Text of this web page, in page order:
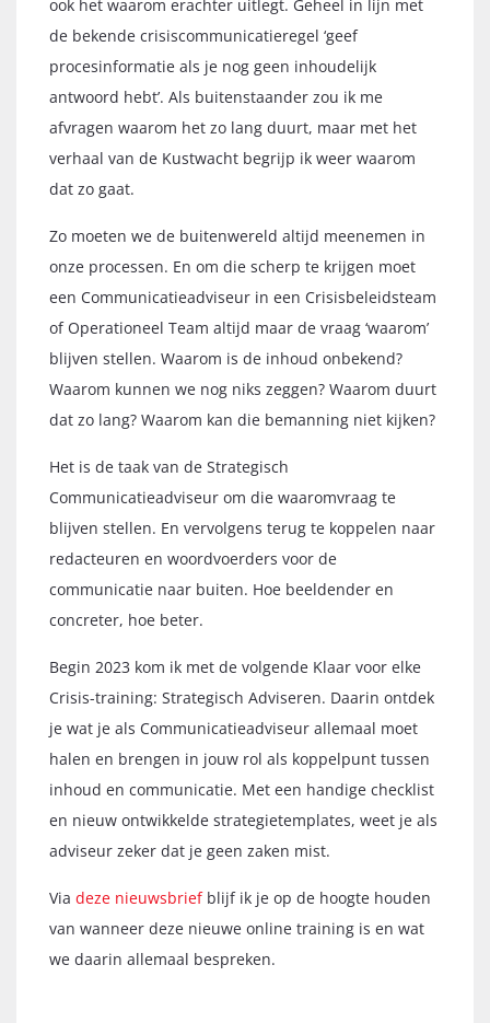
ook het waarom erachter uitlegt. Geheel in lijn met
de bekende crisiscommunicatieregel ‘geef
procesinformatie als je nog geen inhoudelijk
antwoord hebt’. Als buitenstaander zou ik me
afvragen waarom het zo lang duurt, maar met het
verhaal van de Kustwacht begrijp ik weer waarom
dat zo gaat.
Zo moeten we de buitenwereld altijd meenemen in
onze processen. En om die scherp te krijgen moet
een Communicatieadviseur in een Crisisbeleidsteam
of Operationeel Team altijd maar de vraag ‘waarom’
blijven stellen. Waarom is de inhoud onbekend?
Waarom kunnen we nog niks zeggen? Waarom duurt
dat zo lang? Waarom kan die bemanning niet kijken?
Het is de taak van de Strategisch
Communicatieadviseur om die waaromvraag te
blijven stellen. En vervolgens terug te koppelen naar
redacteuren en woordvoerders voor de
communicatie naar buiten. Hoe beeldender en
concreter, hoe beter.
Begin 2023 kom ik met de volgende Klaar voor elke
Crisis-training: Strategisch Adviseren. Daarin ontdek
je wat je als Communicatieadviseur allemaal moet
halen en brengen in jouw rol als koppelpunt tussen
inhoud en communicatie. Met een handige checklist
en nieuw ontwikkelde strategietemplates, weet je als
adviseur zeker dat je geen zaken mist.
Via deze nieuwsbrief blijf ik je op de hoogte houden
van wanneer deze nieuwe online training is en wat
we daarin allemaal bespreken.